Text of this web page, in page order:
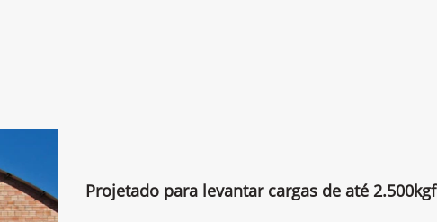
Projetado para levantar cargas de até 2.500kgf